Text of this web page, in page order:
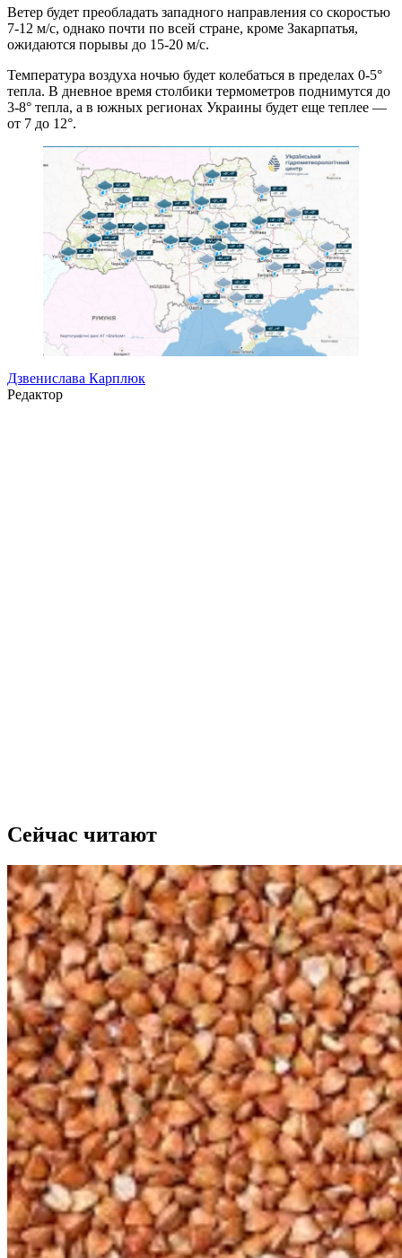
Ветер будет преобладать западного направления со скоростью
7-12 м/с, однако почти по всей стране, кроме Закарпатья,
ожидаются порывы до 15-20 м/с.
Температура воздуха ночью будет колебаться в пределах 0-5°
тепла. В дневное время столбики термометров поднимутся до
3-8° тепла, а в южных регионах Украины будет еще теплее —
от 7 до 12°.
Дзвенислава Карплюк
Редактор
Сейчас читают